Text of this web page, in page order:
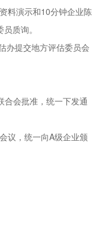
料演示和10分钟企业陈
质询。
办提交地方评估委员会
合会批准，统一下发通
议，统一向A级企业颁